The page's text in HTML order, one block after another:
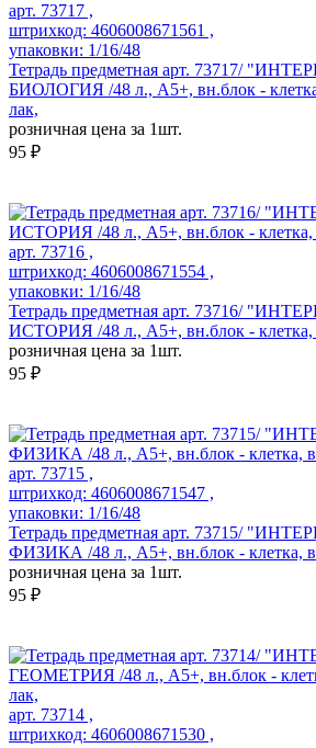
арт. 73717 ,
штрихкод: 4606008671561 ,
упаковки: 1/16/48
Тетрадь предметная арт. 73717/
БИОЛОГИЯ /48 л., А5+, вн.блок -
лак,
розничная цена за 1шт.
95 ₽
арт. 73716 ,
штрихкод: 4606008671554 ,
упаковки: 1/16/48
Тетрадь предметная арт. 73716/
ИСТОРИЯ /48 л., А5+, вн.блок -
розничная цена за 1шт.
95 ₽
арт. 73715 ,
штрихкод: 4606008671547 ,
упаковки: 1/16/48
Тетрадь предметная арт. 73715/
ФИЗИКА /48 л., А5+, вн.блок - клетка,
розничная цена за 1шт.
95 ₽
арт. 73714 ,
штрихкод: 4606008671530 ,